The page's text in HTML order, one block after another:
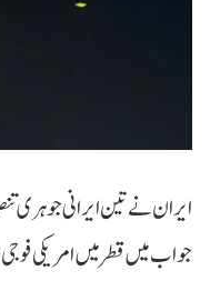
ایران نے تین ایرانی جوہری
جواب میں قطر میں امریکی